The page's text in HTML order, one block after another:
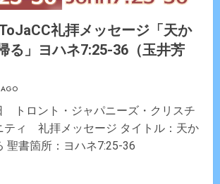
礼拝メッセージ「天か
る」ヨハネ7:25-36（玉井芳
トロント・ジャパニーズ・クリスチ
ティ 礼拝メッセージ タイトル：天か
聖書箇所：ヨハネ7:25-36